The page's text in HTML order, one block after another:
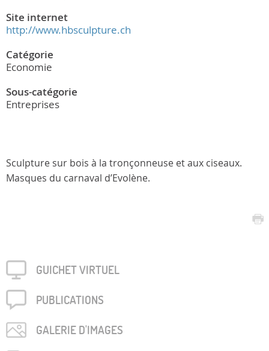
Site internet
http://www.hbsculpture.ch
Catégorie
Economie
Sous-catégorie
Entreprises
Sculpture sur bois à la tronçonneuse et aux ciseaux.
Masques du carnaval d’Evolène.
GUICHET VIRTUEL
PUBLICA­TIONS
GALERIE D'IMAGES